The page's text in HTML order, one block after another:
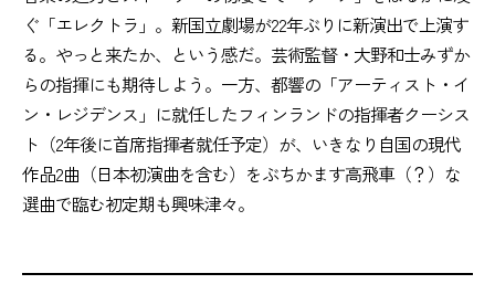
ぐ「エレクトラ」。新国立劇場が22年ぶりに新演出で上演す
る。やっと来たか、という感だ。芸術監督・大野和士みずか
らの指揮にも期待しよう。一方、都響の「アーティスト・イ
ン・レジデンス」に就任したフィンランドの指揮者クーシス
ト（2年後に首席指揮者就任予定）が、いきなり自国の現代
作品2曲（日本初演曲を含む）をぶちかます高飛車（？）な
選曲で臨む初定期も興味津々。